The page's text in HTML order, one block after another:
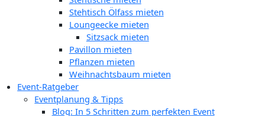
Stehtisch Ölfass mieten
Loungeecke mieten
Sitzsack mieten
Pavillon mieten
Pflanzen mieten
Weihnachtsbaum mieten
Event-Ratgeber
Eventplanung & Tipps
Blog: In 5 Schritten zum perfekten Event